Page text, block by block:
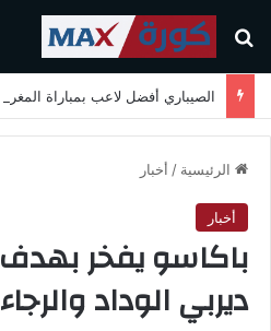
بحث عن
الرئيسية / أخبار
أخبار
باكاسو يفخر
ديربي الوداد